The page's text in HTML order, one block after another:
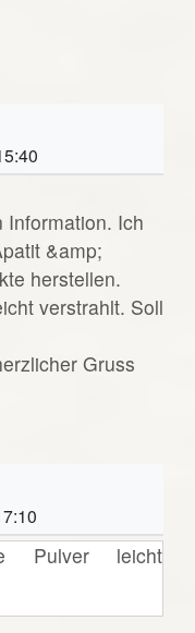
Information. Ich
&amp;
herstellen.
verstrahlt. Soll
Gruss
Pulver leicht